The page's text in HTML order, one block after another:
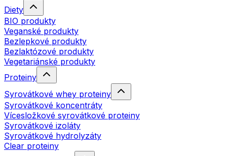
Diety
BIO produkty
Veganské produkty
Bezlepkové produkty
Bezlaktózové produkty
Vegetariánské produkty
Proteiny
Syrovátkové whey proteiny
Syrovátkové koncentráty
Vícesložkové syrovátkové proteiny
Syrovátkové izoláty
Syrovátkové hydrolyzáty
Clear proteiny